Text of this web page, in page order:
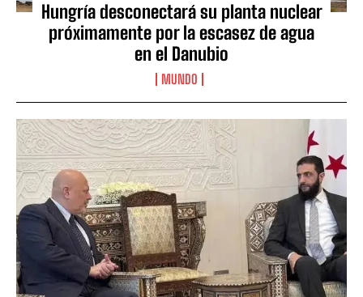
Hungría desconectará su planta nuclear
próximamente por la escasez de agua
en el Danubio
MUNDO